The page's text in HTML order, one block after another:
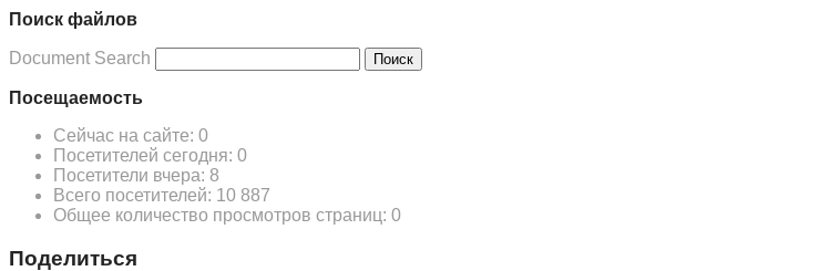
Поиск файлов
Document Search Поиск
Посещаемость
Сейчас на сайте: 0
Посетителей сегодня: 0
Посетители вчера: 8
Всего посетителей: 10 887
Общее количество просмотров страниц: 0
Поделиться